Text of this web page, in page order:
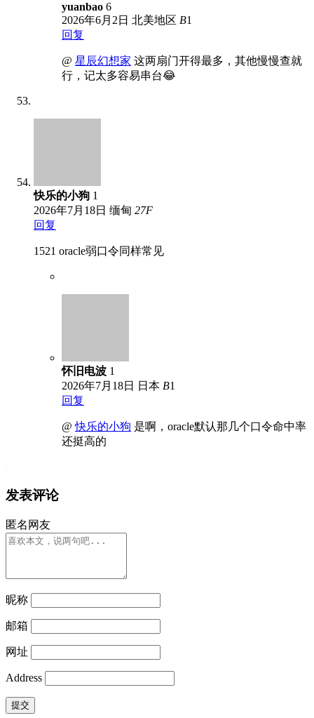
yuanbao 6
2026年6月2日 北美地区 B1
回复
@ 星辰幻想家 这两扇门开得最多，其他慢慢查就
行，记太多容易串台😂
快乐的小狗 1
2026年7月18日 缅甸 27F
回复
1521 oracle弱口令同样常见
怀旧电波 1
2026年7月18日
日本 B1
回复
@快乐的小狗 是啊，oracle默认那几个口令命中率
还挺高的
发表评论
匿名网友
昵称
邮箱
网址
Address
提交